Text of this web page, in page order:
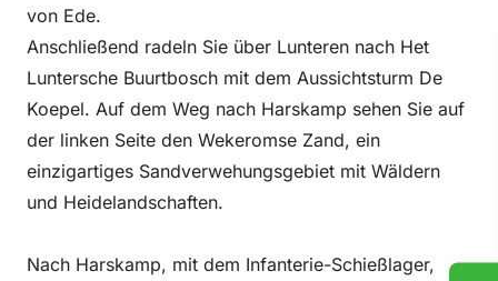
von Ede.
Anschließend radeln Sie über Lunteren nach Het
Luntersche Buurtbosch mit dem Aussichtsturm De
Koepel. Auf dem Weg nach Harskamp sehen Sie auf
der linken Seite den Wekeromse Zand, ein
einzigartiges Sandverwehungsgebiet mit Wäldern
und Heidelandschaften.
Nach Harskamp, mit dem Infanterie-Schießlager,